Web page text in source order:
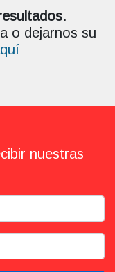
o dejarnos su
nuestras